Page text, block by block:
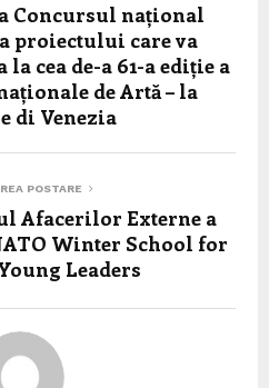
Concursul național
proiectului care va
cea de-a 61-a ediție a
de Artă – la
di Venezia
POSTARE
Afacerilor Externe a
Winter School for
Leaders